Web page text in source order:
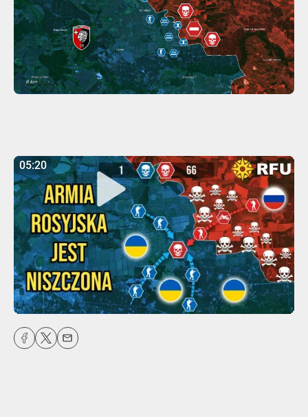
Play
05:20
Mute Settings
Enter
05:20